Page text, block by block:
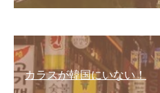
カラスが韓国にいない！